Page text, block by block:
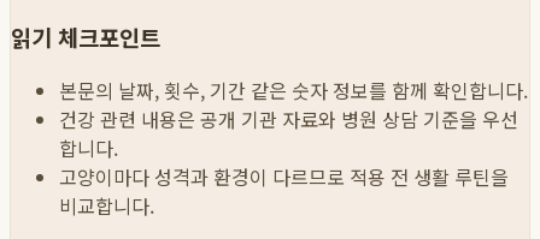
읽기 체크포인트
본문의 날짜, 횟수, 기간 같은 숫자 정보를 함께 확인합니다.
건강 관련 내용은 공개 기관 자료와 병원 상담 기준을 우선
합니다.
고양이마다 성격과 환경이 다르므로 적용 전 생활 루틴을
비교합니다.